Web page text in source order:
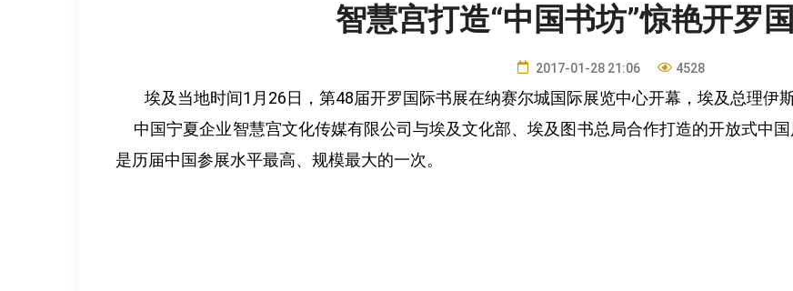
智慧宫打造“中国书坊”惊艳开罗
2017-01-28 21:06 4528
埃及当地时间1月26日，第48届开罗国际书展在纳赛尔城国际展览中心开幕，埃及总理伊
中国宁夏企业智慧宫文化传媒有限公司与埃及文化部、埃及图书总局合作打造的开放式中
是历届中国参展水平最高、规模最大的一次。